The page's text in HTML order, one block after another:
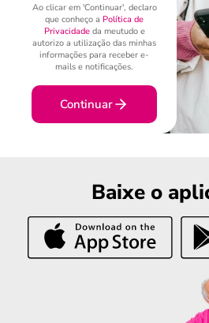
Ao clicar em 'Continuar', declaro
que conheço a Política de
Privacidadeda meutudo e
autorizo a utilização das minhas
informações para receber e-
mails e notificações.
Continuar
Baixe o